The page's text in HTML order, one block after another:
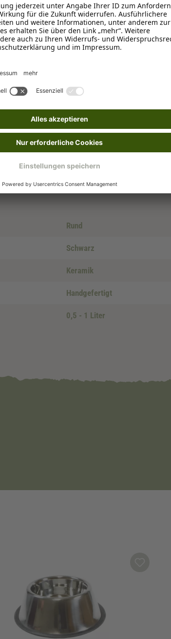
um die Ansammlung von Schmutz, Bakterien und
Wasser eintauchen.2. Verwendung unter geeigneten
oder Kochen).
erlaubt ist.
Sie ihn, um eine sichere Nutzung zu
um sicherzustellen, dass sie in gutem Zustand sind
Rund
Schwarz
Keramik
Handgefertigt
0,5 - 1 Liter